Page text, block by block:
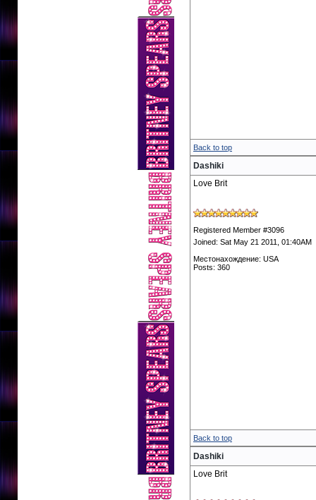
Back to top
Dashiki
Love Brit
Registered Member #3096
Joined: Sat May 21 2011, 01:40AM
Местонахождение: USA
Posts: 360
Back to top
Dashiki
Love Brit